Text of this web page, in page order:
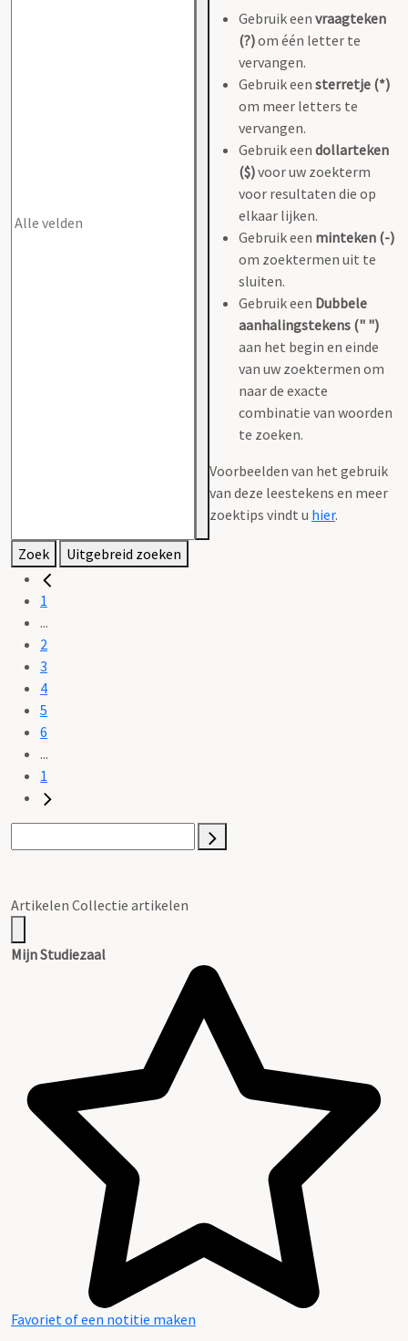
Gebruik een vraagteken
(?)om één letter te
vervangen.
Gebruik een sterretje (*)
om meer letters te
vervangen.
Gebruik een dollarteken
($)voor uw zoekterm
voor resultaten die op
elkaar lijken.
Gebruik een minteken (-)
om zoektermen uit te
sluiten.
Gebruik een Dubbele
aanhalingstekens (" ")
aan het begin en einde
van uw zoektermen om
naar de exacte
combinatie van woorden
te zoeken.
Voorbeelden van het gebruik
van deze leestekens en meer
zoektips vindt u hier.
Zoek Uitgebreid zoeken
1
...
2
3
4
5
6
...
1
Artikelen Collectie artikelen
Mijn Studiezaal
Favoriet of een notitie maken